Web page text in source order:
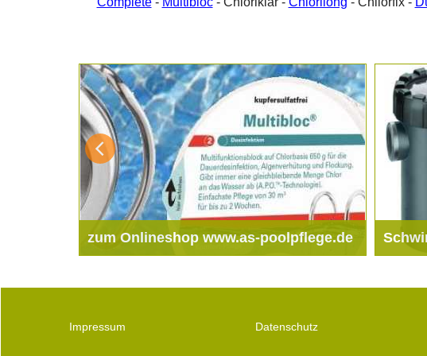
zum Onlineshop www.as-poolpflege.de
Regulierung oder Trübungsbeseitigung (mit diesem
Impressum Datenschutz